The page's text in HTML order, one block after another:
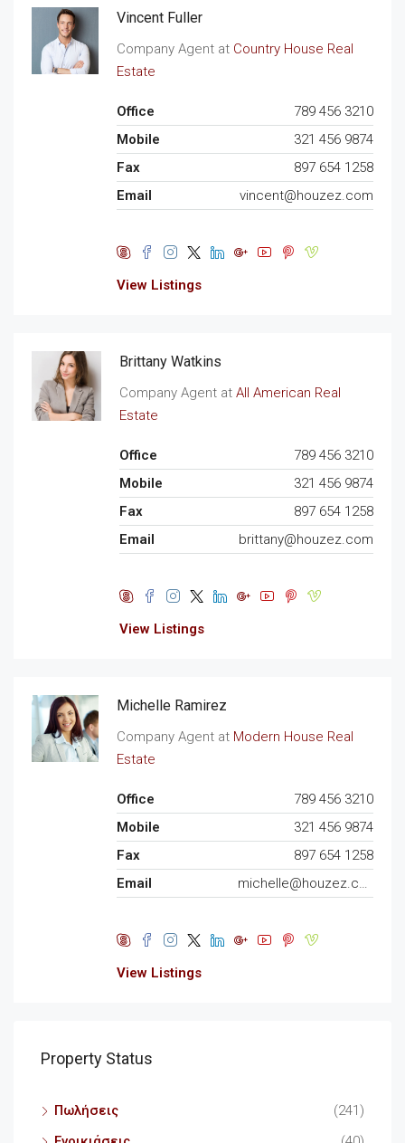
Vincent Fuller
Company Agent at Country House Real
Estate
Office
789 456 3210
Mobile
321 456 9874
Fax
897 654 1258
Email
vincent@houzez.com
View Listings
Brittany Watkins
Company Agent at All American Real
Estate
Office
789 456 3210
Mobile
321 456 9874
Fax
897 654 1258
Email
brittany@houzez.com
View Listings
Michelle Ramirez
Company Agent at Modern House Real
Estate
Office
789 456 3210
Mobile
321 456 9874
Fax
897 654 1258
Email
michelle@houzez.com
View Listings
Property Status
Πωλήσεις
(241)